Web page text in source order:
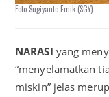
Foto Sugiyanto Emik (SGY)
NARASI yang
“menyelamatkan
miskin” jelas